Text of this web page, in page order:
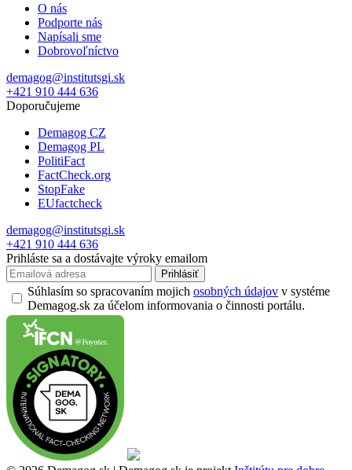
O nás
Podporte nás
Napísali sme
Dobrovoľníctvo
demagog@institutsgi.sk
+421 910 444 636
Doporučujeme
Demagog CZ
Demagog PL
PolitiFact
FactCheck.org
StopFake
EUfactcheck
demagog@institutsgi.sk
+421 910 444 636
Prihláste sa a dostávajte výroky emailom
Prihlásiť
Súhlasím so spracovaním mojich osobných údajov v systéme
Demagog.sk za účelom informovania o činnosti portálu.